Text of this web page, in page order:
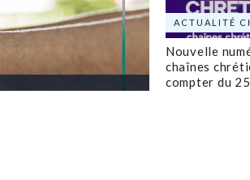
ACTUALITÉ
Nouvelle
chaînes
compter du